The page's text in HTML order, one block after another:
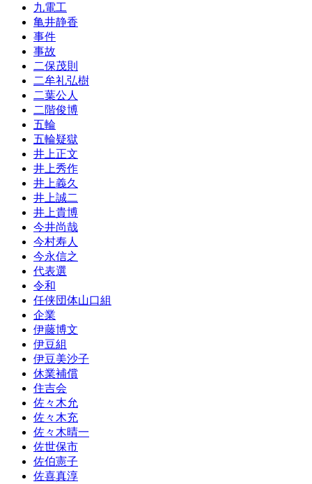
九電工
亀井静香
事件
事故
二保茂則
二牟礼弘樹
二葉公人
二階俊博
五輪
五輪疑獄
井上正文
井上秀作
井上義久
井上誠二
井上貴博
今井尚哉
今村寿人
今永信之
代表選
令和
任侠団体山口組
企業
伊藤博文
伊豆組
伊豆美沙子
休業補償
住吉会
佐々木允
佐々木充
佐々木晴一
佐世保市
佐伯憲子
佐喜真淳